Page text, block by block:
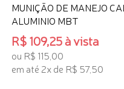
MUNIÇÃO DE MANEJO
ALUMINIO MBT
R$ 109,25 à vista
ou R$ 115,00
em até 2x de R$ 57,50